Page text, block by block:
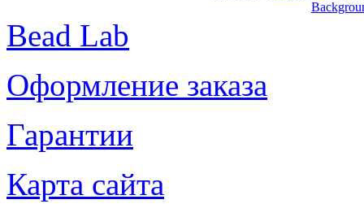
Bead Lab
Оформление заказа
Гарантии
Карта сайта